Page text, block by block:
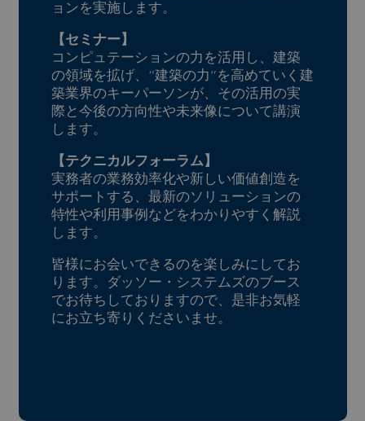
ョンを実施します。
【セミナー】
コンピュテーションの力を活用し、建築
の領域を拡げ、“建築の力”を高めていく建
築業界のキーパーソンが、その活用の実
際と今後の方向性や未来像について講演
します。
【テクニカルフォーラム】
実務者の業務効率化や新しい価値創造を
サポートする、最新のソリューションの
特性や利用事例などをわかりやすく解説
します。
皆様にお会いできるのを楽しみにしてお
ります。ダッソー・システムズのブース
でお待ちしておりますので、是非お気軽
にお立ち寄りくださいませ。